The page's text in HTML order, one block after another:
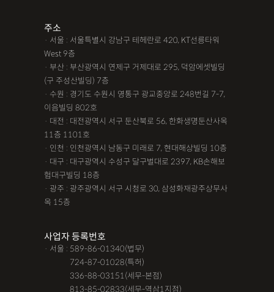
주소
· 서울 : 서울특별시 강남구 테헤란로 420, KT선릉타워
West 9층
· 부산 : 부산광역시 연제구 거제대로 295, 덕암에셋빌딩
(구 주성산빌딩) 7층
· 수원 : 경기도 수원시 영통구 광교중앙로 248번길 7-7,
이음빌딩 802호
· 대전 : 대전광역시 서구 둔산북로 56, 한화생명둔산사옥
11층 1101호
· 인천 : 인천광역시 남동구 미래로 7, 현대해상빌딩 10층
· 대구 : 대구광역시 수성구 달구벌대로 2397, KB손해보
험대구빌딩 18층
· 광주 : 광주광역시 서구 시청로 30, 삼성화재광주상무사
옥 15층
사업자 등록번호
· 서울 : 589-86-01340(법무)
724-87-01028(특허)
336-88-03151(세무-본점)
813-85-02833(세무-역삼1지점)